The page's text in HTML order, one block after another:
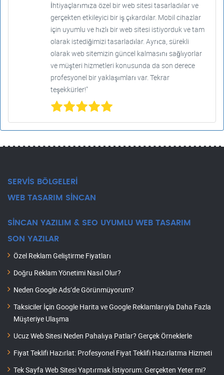
İhtiyaçlarımıza özel bir web sitesi tasarladılar ve
gerçekten etkileyici bir iş çıkardılar. Mobil cihazlar
için uyumlu ve hızlı bir web sitesi istiyorduk ve tam
olarak istediğimizi tasarladılar. Ayrıca, sürekli
olarak web sitemizin güncel kalmasını sağlıyorlar
ve müşteri hizmetleri konusunda da son derece
profesyonel bir yaklaşımları var. Tekrar
teşekkürler!"
SERVİS BÖLGELERİ
WEB TASARIM SİNCAN
SİNCAN YAZILIM & SEO UYUMLU WEB TASARIM
SON YAZILAR
Özel Reklam Geliştirme Fiyatları
Doğru Reklam Yönetimi Nasıl Olur?
Neden Google Ads’de Görünmüyorum?
Taksiciler İçin Google Harita ve Google Reklamlarıyla Daha Fazla
Müşteriye Ulaşma
Ucuz Web Sitesi Neden Pahalıya Patlar? Gerçek Örneklerle
Fiyat Teklifi Hazırlat: Profesyonel Fiyat Teklifi Hazırlatma Hizmeti
Tek Sayfa Web Sitesi Yaptırmak İstiyorum: Gerçekten Yeter mi?